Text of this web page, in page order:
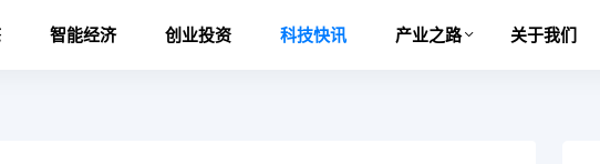
智能经济 创业投资 科技快讯 产业之路 关于我们